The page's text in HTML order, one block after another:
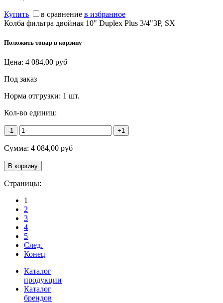
Купить в сравнение в избранное
Колба фильтра двойная 10" Duplex Plus 3/4"3P, SX
Положить товар в корзину
Цена: 4 084,00 руб
Под заказ
Норма отгрузки: 1 шт.
Кол-во единиц:
-1 +1
Сумма: 4 084,00 руб
Страницы:
1
2
3
4
5
След.
Конец
Каталог
продукции
Каталог
брендов